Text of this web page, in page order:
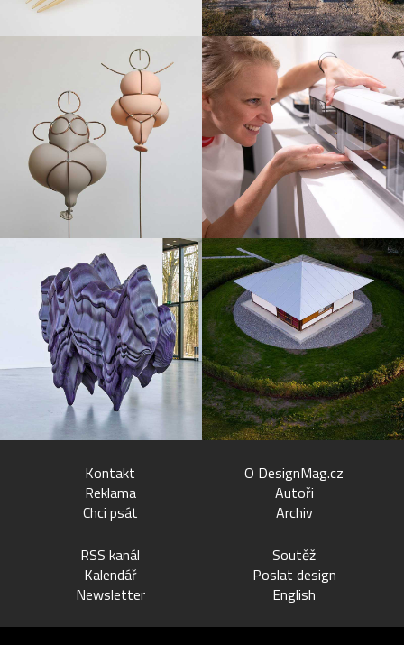
Kontakt
Reklama
Chci psát
O DesignMag.cz
Autoři
Archiv
RSS kanál
Kalendář
Newsletter
Soutěž
Poslat design
English